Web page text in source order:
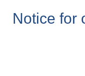
Notice for